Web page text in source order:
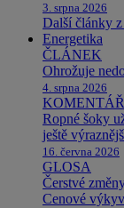
3. srpna 2026
Další články
Energetika
ČLÁNEK
Ohrožuje
4. srpna 2026
KOMENTÁŘ
Ropné šoky
ještě
16. června 2026
GLOSA
Čerstvé
Cenové